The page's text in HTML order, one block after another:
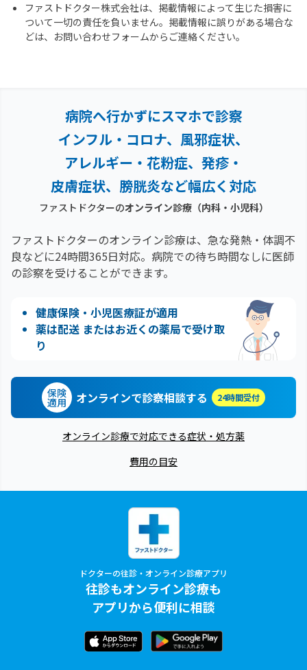
ファストドクター株式会社は、掲載情報によって生じた損害に
ついて一切の責任を負いません。掲載情報に誤りがある場合な
どは、お問い合わせフォームからご連絡ください。
病院へ行かずにスマホで診察
インフル・コロナ、風邪症状、
アレルギー・花粉症、 発疹・
皮膚症状、膀胱炎など幅広く対応
ファストドクターのオンライン診療（内科・小児科）
ファストドクターのオンライン診療は、急な発熱・体調不
良などに24時間365日対応。 病院での待ち時間なしに医師
の診察を受けることができます。
健康保険・小児医療証が適用
薬は配送 またはお近くの薬局で受け取
り
保険
適用 オンラインで診察相談する 24時間受付
オンライン診療で対応できる症状・処方薬
費用の目安
ドクターの往診・オンライン診療アプリ
往診もオンライン診療も
アプリから便利に相談